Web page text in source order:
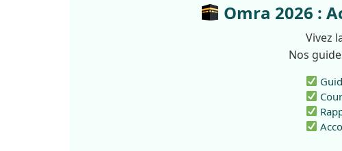
Omra 2026 :
Vivez
Nos